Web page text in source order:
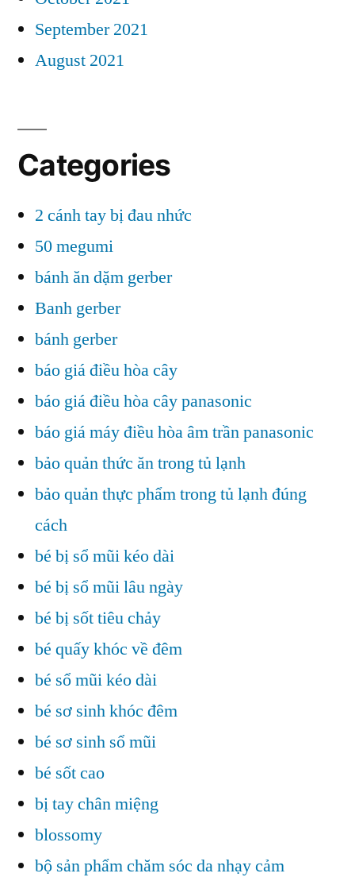
September 2021
August 2021
Categories
2 cánh tay bị đau nhức
50 megumi
bánh ăn dặm gerber
Banh gerber
bánh gerber
báo giá điều hòa cây
báo giá điều hòa cây panasonic
báo giá máy điều hòa âm trần panasonic
bảo quản thức ăn trong tủ lạnh
bảo quản thực phẩm trong tủ lạnh đúng
cách
bé bị sổ mũi kéo dài
bé bị sổ mũi lâu ngày
bé bị sốt tiêu chảy
bé quấy khóc về đêm
bé sổ mũi kéo dài
bé sơ sinh khóc đêm
bé sơ sinh sổ mũi
bé sốt cao
bị tay chân miệng
blossomy
bộ sản phẩm chăm sóc da nhạy cảm